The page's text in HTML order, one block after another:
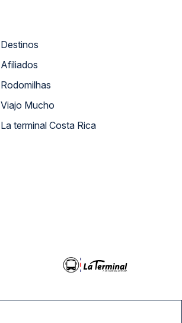
Destinos
Afiliados
Rodomilhas
Viajo Mucho
La terminal Costa Rica